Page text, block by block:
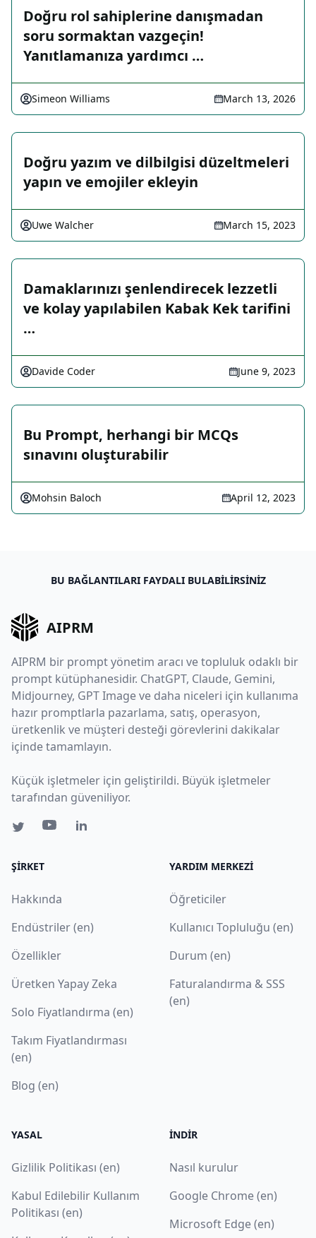
Doğru rol sahiplerine danışmadan
soru sormaktan vazgeçin!
Yanıtlamanıza yardımcı …
Simeon Williams March 13, 2026
Doğru yazım ve dilbilgisi düzeltmeleri
yapın ve emojiler ekleyin
Uwe Walcher March 15, 2023
Damaklarınızı şenlendirecek lezzetli
ve kolay yapılabilen Kabak Kek tarifini
…
Davide Coder June 9, 2023
Bu Prompt, herhangi bir MCQs
sınavını oluşturabilir
Mohsin Baloch April 12, 2023
BU BAĞLANTILARI FAYDALI BULABILIRSINIZ
AIPRM
AIPRM bir prompt yönetim aracı ve topluluk odaklı bir
prompt kütüphanesidir. ChatGPT, Claude, Gemini,
Midjourney, GPT Image ve daha niceleri için kullanıma
hazır promptlarla pazarlama, satış, operasyon,
üretkenlik ve müşteri desteği görevlerini dakikalar
içinde tamamlayın.
Küçük işletmeler için geliştirildi. Büyük işletmeler
tarafından güveniliyor.
ŞIRKET
Hakkında
Endüstriler (en)
Özellikler
Üretken Yapay Zeka
Solo Fiyatlandırma (en)
Takım Fiyatlandırması
(en)
Blog (en)
YARDIM MERKEZI
Öğreticiler
Kullanıcı Topluluğu (en)
Durum (en)
Faturalandırma & SSS
(en)
YASAL
Gizlilik Politikası (en)
Kabul Edilebilir Kullanım
Politikası (en)
İNDIR
Nasıl kurulur
Google Chrome (en)
Microsoft Edge (en)